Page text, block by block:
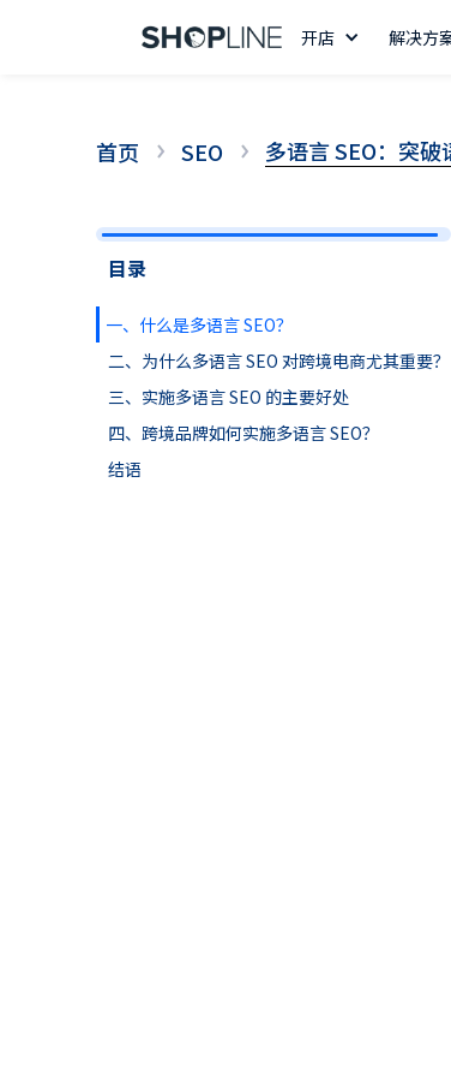
开店 解决方
首页 SEO 多语言 SEO：突
目录
一、什么是多语言 SEO？
二、为什么多语言 SEO 对跨境电商尤其重要？
三、实施多语言 SEO 的主要好处
四、跨境品牌如何实施多语言 SEO？
结语